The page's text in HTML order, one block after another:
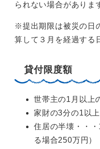
られない場合がありま
※提出期限は被災の日
算して３月を経過する
貸付限度額
世帯主の1月以上
家財の3分の1以
住居の半壊・・
る場合250万円）